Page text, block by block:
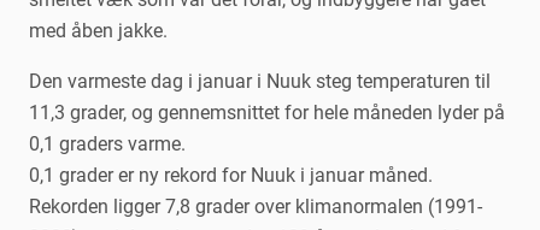
med åben jakke.
Den varmeste dag i januar i Nuuk steg temperaturen til
11,3 grader, og gennemsnittet for hele måneden lyder på
0,1 graders varme.
0,1 grader er ny rekord for Nuuk i januar måned.
Rekorden ligger 7,8 grader over klimanormalen (1991-